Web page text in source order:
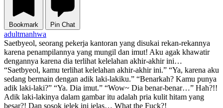
Bookmark Pin Chat
adultmanhwa
Saetbyeol, seorang pekerja kantoran yang disukai rekan-rekannya
karena penampilannya yang mungil dan imut! Aku agak khawatir
dengannya karena dia terlihat kelelahan akhir-akhir ini…
“Saetbyeol, kamu terlihat kelelahan akhir-akhir ini.” “Ya, karena aku
sedang bermain dengan adik laki-lakiku.” “Benarkah? Kamu punya
adik laki-laki?” “Ya. Dia imut.” “Wow~ Dia benar-benar…” Hah?!!
Adik laki-lakinya dalam gambar itu adalah pria kulit hitam yang
besar?! Dan sosok jelek ini jelas… What the Fuck?!